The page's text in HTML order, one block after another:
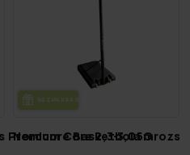
Core 2,3-3,05m
BEZ­MAK­SAS PIE­GĀ­DE
Nordcore Basketbola Grozs